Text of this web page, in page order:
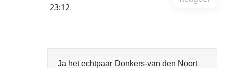
23:12
Ja het echtpaar Donkers-van den Noort